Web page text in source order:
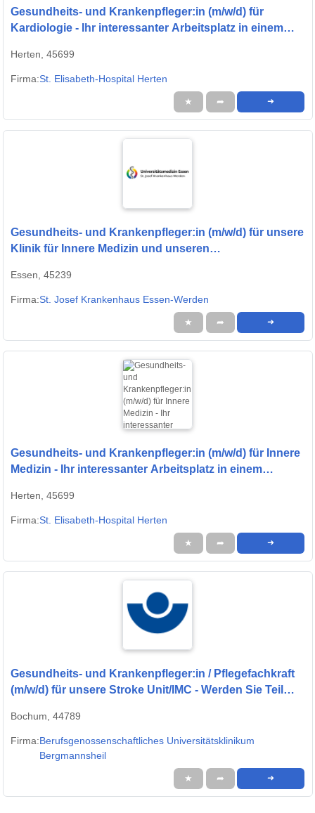
Gesundheits- und Krankenpfleger:in (m/w/d) für
Kardiologie - Ihr interessanter Arbeitsplatz in einem
Herten, 45699
Firma:St. Elisabeth-Hospital Herten
★ ➦ ➜
Gesundheits- und Krankenpfleger:in (m/w/d) für unsere
Klinik für Innere Medizin und unseren
Essen, 45239
Firma:St. Josef Krankenhaus Essen-Werden
★ ➦ ➜
Gesundheits- und Krankenpfleger:in (m/w/d) für Innere
Medizin - Ihr interessanter Arbeitsplatz in einem
Herten, 45699
Firma:St. Elisabeth-Hospital Herten
★ ➦ ➜
Gesundheits- und Krankenpfleger:in / Pflegefachkraft
(m/w/d) für unsere Stroke Unit/IMC - Werden Sie Teil
Bochum, 44789
Firma:Berufsgenossenschaftliches Universitätsklinikum
Bergmannsheil
★ ➦ ➜